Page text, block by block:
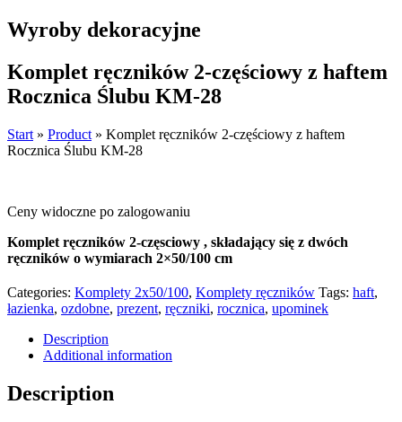
Wyroby dekoracyjne
Komplet ręczników 2-częściowy z haftem
Rocznica Ślubu KM-28
Start » Product » Komplet ręczników 2-częściowy z haftem
Rocznica Ślubu KM-28
Ceny widoczne po zalogowaniu
Komplet ręczników 2-częsciowy , składający się z dwóch
ręczników o wymiarach 2×50/100 cm
Categories: Komplety 2x50/100, Komplety ręczników Tags: haft,
łazienka, ozdobne, prezent, ręczniki, rocznica, upominek
Description
Additional information
Description